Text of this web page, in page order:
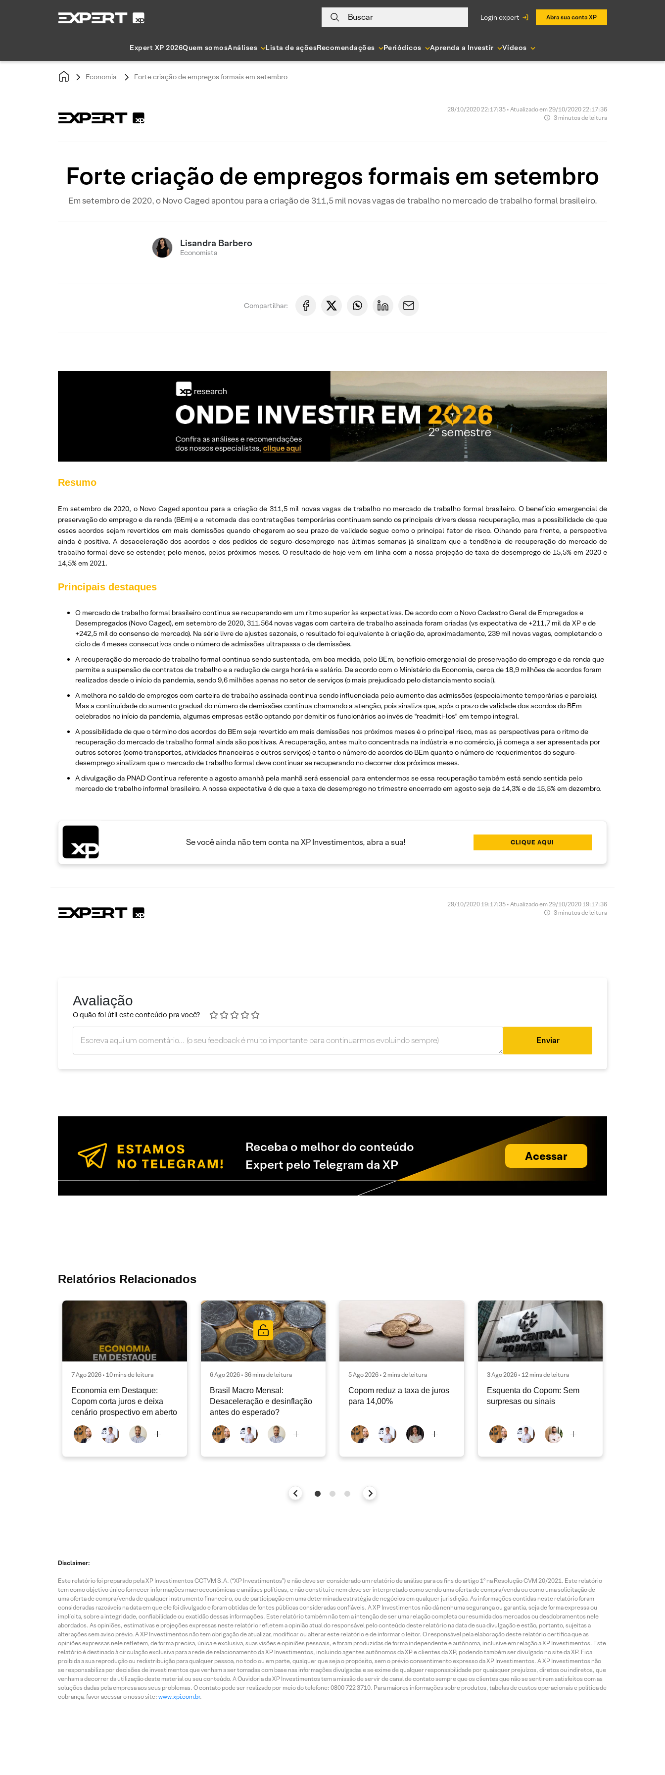
Buscar login expert Abra sua conta XP
Expert XP 2026Quem somosAnálises Lista de açõesRecomendações Periódicos Aprenda a Investir Vídeos
Economia Forte criação de empregos formais em setembro
29/10/2020 22:17:35 • Atualizado em 29/10/2020 22:17:36
3 minutos de leitura
Forte criação de empregos formais em setembro
Em setembro de 2020, o Novo Caged apontou para a criação de 311,5 mil novas vagas de trabalho no mercado de trabalho formal brasileiro.
Lisandra Barbero
Economista
Compartilhar:
Resumo
Em setembro de 2020, o Novo Caged apontou para a criação de 311,5 mil novas vagas de trabalho no mercado de trabalho formal brasileiro. O benefício emergencial de
preservação do emprego e da renda (BEm) e a retomada das contratações temporárias continuam sendo os principais drivers dessa recuperação, mas a possibilidade de que
esses acordos sejam revertidos em mais demissões quando chegarem ao seu prazo de validade segue como o principal fator de risco. Olhando para frente, a perspectiva
ainda é positiva. A desaceleração dos acordos e dos pedidos de seguro-desemprego nas últimas semanas já sinalizam que a tendência de recuperação do mercado de
trabalho formal deve se estender, pelo menos, pelos próximos meses. O resultado de hoje vem em linha com a nossa projeção de taxa de desemprego de 15,5% em 2020 e
14,5% em 2021.
Principais destaques
O mercado de trabalho formal brasileiro continua se recuperando em um ritmo superior às expectativas. De acordo com o Novo Cadastro Geral de Empregados e
Desempregados (Novo Caged), em setembro de 2020, 311.564 novas vagas com carteira de trabalho assinada foram criadas (vs expectativa de +211,7 mil da XP e de
+242,5 mil do consenso de mercado). Na série livre de ajustes sazonais, o resultado foi equivalente à criação de, aproximadamente, 239 mil novas vagas, completando o
ciclo de 4 meses consecutivos onde o número de admissões ultrapassa o de demissões.
A recuperação do mercado de trabalho formal continua sendo sustentada, em boa medida, pelo BEm, benefício emergencial de preservação do emprego e da renda que
permite a suspensão de contratos de trabalho e a redução de carga horária e salário. De acordo com o Ministério da Economia, cerca de 18,9 milhões de acordos foram
realizados desde o início da pandemia, sendo 9,6 milhões apenas no setor de serviços (o mais prejudicado pelo distanciamento social).
A melhora no saldo de empregos com carteira de trabalho assinada continua sendo influenciada pelo aumento das admissões (especialmente temporárias e parciais).
Mas a continuidade do aumento gradual do número de demissões continua chamando a atenção, pois sinaliza que, após o prazo de validade dos acordos do BEm
celebrados no início da pandemia, algumas empresas estão optando por demitir os funcionários ao invés de “readmiti-los” em tempo integral.
A possibilidade de que o término dos acordos do BEm seja revertido em mais demissões nos próximos meses é o principal risco, mas as perspectivas para o ritmo de
recuperação do mercado de trabalho formal ainda são positivas. A recuperação, antes muito concentrada na indústria e no comércio, já começa a ser apresentada por
outros setores (como transportes, atividades financeiras e outros serviços) e tanto o número de acordos do BEm quanto o número de requerimentos do seguro-
desemprego sinalizam que o mercado de trabalho formal deve continuar se recuperando no decorrer dos próximos meses.
A divulgação da PNAD Contínua referente a agosto amanhã pela manhã será essencial para entendermos se essa recuperação também está sendo sentida pelo
mercado de trabalho informal brasileiro. A nossa expectativa é de que a taxa de desemprego no trimestre encerrado em agosto seja de 14,3% e de 15,5% em dezembro.
Se você ainda não tem conta na XP Investimentos, abra a sua! CLIQUE AQUI
29/10/2020 19:17:35 • Atualizado em 29/10/2020 19:17:36
3 minutos de leitura
Avaliação
O quão foi útil este conteúdo pra você?
Enviar
Receba o melhor do conteúdo
Expert pelo Telegram da XP
Acessar
Relatórios Relacionados
7 Ago 2026 • 10 mins de leitura
Economia em Destaque:
Copom corta juros e deixa
cenário prospectivo em aberto
6 Ago 2026 • 36 mins de leitura
Brasil Macro Mensal:
Desaceleração e desinflação
antes do esperado?
5 Ago 2026 • 2 mins de leitura
Copom reduz a taxa de juros
para 14,00%
3 Ago 2026 • 12 mins de leitura
Esquenta do Copom: Sem
surpresas ou sinais
Disclaimer:
Este relatório foi preparado pela XP Investimentos CCTVM S.A. (“XP Investimentos”) e não deve ser considerado um relatório de análise para os fins do artigo 1º na Resolução CVM 20/2021. Este relatório
tem como objetivo único fornecer informações macroeconômicas e análises políticas, e não constitui e nem deve ser interpretado como sendo uma oferta de compra/venda ou como uma solicitação de
uma oferta de compra/venda de qualquer instrumento financeiro, ou de participação em uma determinada estratégia de negócios em qualquer jurisdição. As informações contidas neste relatório foram
consideradas razoáveis na data em que ele foi divulgado e foram obtidas de fontes públicas consideradas confiáveis. A XP Investimentos não dá nenhuma segurança ou garantia, seja de forma expressa ou
implícita, sobre a integridade, confiabilidade ou exatidão dessas informações. Este relatório também não tem a intenção de ser uma relação completa ou resumida dos mercados ou desdobramentos nele
abordados. As opiniões, estimativas e projeções expressas neste relatório refletem a opinião atual do responsável pelo conteúdo deste relatório na data de sua divulgação e estão, portanto, sujeitas a
alterações sem aviso prévio. A XP Investimentos não tem obrigação de atualizar, modificar ou alterar este relatório e de informar o leitor. O responsável pela elaboração deste relatório certifica que as
opiniões expressas nele refletem, de forma precisa, única e exclusiva, suas visões e opiniões pessoais, e foram produzidas de forma independente e autônoma, inclusive em relação a XP Investimentos. Este
relatório é destinado à circulação exclusiva para a rede de relacionamento da XP Investimentos, incluindo agentes autônomos da XP e clientes da XP, podendo também ser divulgado no site da XP. Fica
proibida a sua reprodução ou redistribuição para qualquer pessoa, no todo ou em parte, qualquer que seja o propósito, sem o prévio consentimento expresso da XP Investimentos. A XP Investimentos não
se responsabiliza por decisões de investimentos que venham a ser tomadas com base nas informações divulgadas e se exime de qualquer responsabilidade por quaisquer prejuízos, diretos ou indiretos, que
venham a decorrer da utilização deste material ou seu conteúdo. A Ouvidoria da XP Investimentos tem a missão de servir de canal de contato sempre que os clientes que não se sentirem satisfeitos com as
soluções dadas pela empresa aos seus problemas. O contato pode ser realizado por meio do telefone: 0800 722 3710. Para maiores informações sobre produtos, tabelas de custos operacionais e política de
cobrança, favor acessar o nosso site: www.xpi.com.br.